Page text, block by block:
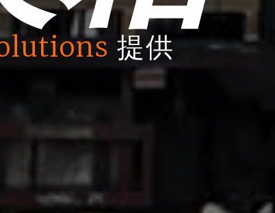
提供